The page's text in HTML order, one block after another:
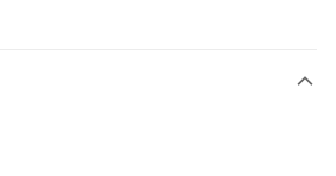
後，再付款。
程】
先享後付」後，將跳轉至「AFTEE先享後付」
含以上)免運費
含以上)免運費